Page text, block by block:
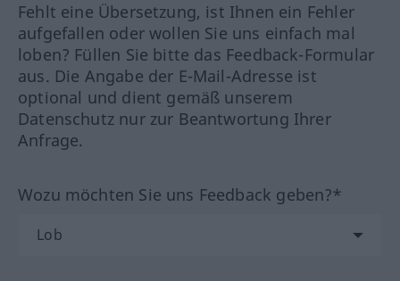
Fehlt eine Übersetzung, ist Ihnen ein Fehler
aufgefallen oder wollen Sie uns einfach mal
loben? Füllen Sie bitte das Feedback-Formular
aus. Die Angabe der E-Mail-Adresse ist
optional und dient gemäß unserem
Datenschutz nur zur Beantwortung Ihrer
Anfrage.
Wozu möchten Sie uns Feedback geben?*